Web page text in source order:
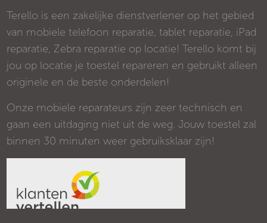
Terello is een zakelijke dienstverlener op het gebied
van mobiele telefoon reparatie, tablet reparatie, iPad
reparatie, Zebra reparatie op locatie! Terello komt bij
jou op locatie je toestel repareren en gebruikt alleen
originele en de beste onderdelen!
Onze mobiele reparateurs zijn zeer technisch en
gaan een uitdaging niet uit de weg. Jouw toestel zal
binnen 30 minuten weer gebruiksklaar zijn!